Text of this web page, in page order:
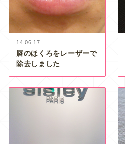
14.06.17
唇のほくろをレーザーで
除去しました